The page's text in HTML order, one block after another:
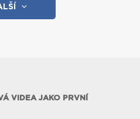
VIDEA JAKO PRVNÍ